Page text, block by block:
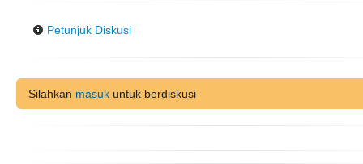
Petunjuk Diskusi
Silahkan masuk untuk berdiskusi